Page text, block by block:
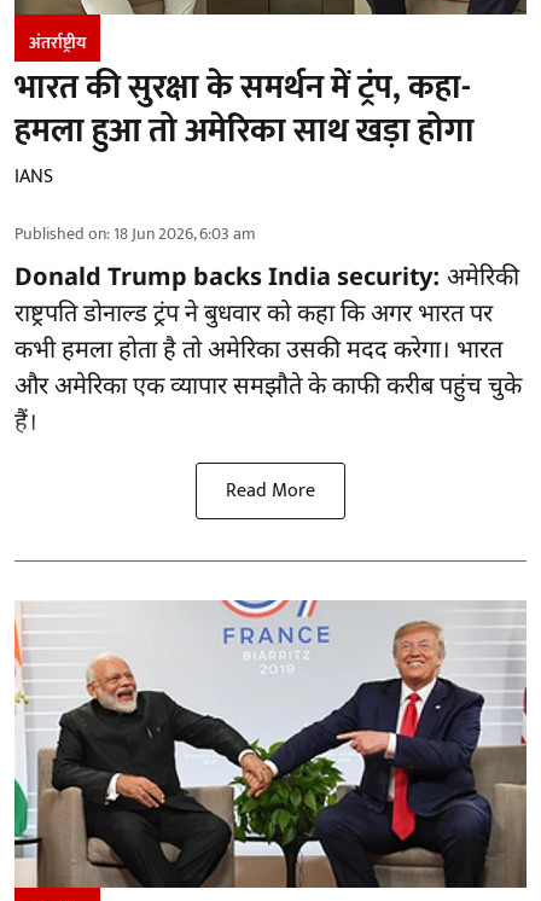
अंतर्राष्ट्रीय
भारत की सुरक्षा के समर्थन में ट्रंप, कहा-
हमला हुआ तो अमेरिका साथ खड़ा होगा
IANS
Published on:18 Jun 2026, 6:03 am
Donald Trump backs India security: अमेरिकी
राष्ट्रपति डोनाल्ड ट्रंप ने बुधवार को कहा कि अगर भारत पर
कभी हमला होता है तो अमेरिका उसकी मदद करेगा। भारत
और अमेरिका एक व्यापार समझौते के काफी करीब पहुंच चुके
हैं।
Read More